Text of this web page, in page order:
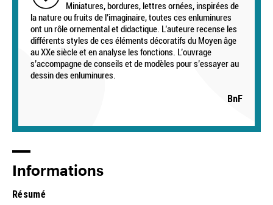
Miniatures, bordures, lettres ornées, inspirées de
la nature ou fruits de l’imaginaire, toutes ces enluminures
ont un rôle ornemental et didactique. L’auteure recense les
différents styles de ces éléments décoratifs du Moyen âge
au XXe siècle et en analyse les fonctions. L’ouvrage
s’accompagne de conseils et de modèles pour s’essayer au
dessin des enluminures.
BnF
Informations
Résumé